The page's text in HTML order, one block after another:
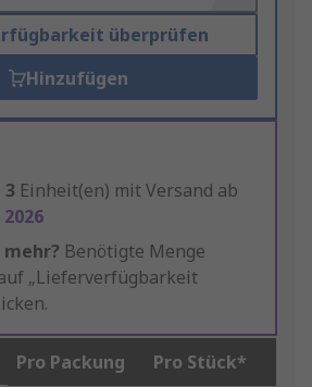
überprüfen
Hinzufügen
3 Einheit(en) mit Versand ab
Benötigte Menge
„Lieferverfügbarkeit
Pro Packung Pro Stück*